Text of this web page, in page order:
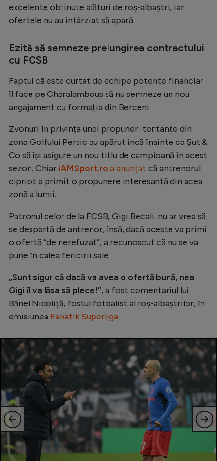
Stranieri
Clasamente
Tenis
Handbal
Natație
Formula 1
Auto
Rugby
Alte sporturi
JO 2024
JO 2026
Intră în cont
Creează cont
excelente obținute alături de roș-albaștri, iar
ofertele nu au întârziat să apară.
Ezită să semneze prelungirea contractului
cu FCSB
Faptul că este curtat de echipe potente financiar
îl face pe Charalambous să nu semneze un nou
angajament cu formația din Berceni.
Zvonuri în privința unei propuneri tentante din
zona Golfului Persic au apărut încă înainte ca Șut &
Co să își asigure un nou titlu de campioană în acest
sezon. Chiar iAMSport.ro a anunțat că antrenorul
cipriot a primit o propunere interesantă din acea
zonă a lumii.
Patronul celor de la FCSB, Gigi Becali, nu ar vrea să
se despartă de antrenor, însă, dacă aceste va primi
o ofertă ”de nerefuzat”, a recunoscut că nu se va
pune în calea fericirii sale.
„Sunt sigur că dacă va avea o ofertă bună, nea
Gigi îl va lăsa să plece!”, a fost comentariul lui
Bănel Nicoliță, fostul fotbalist al roș-albaștrilor, în
emisiunea Fanatik Superliga.